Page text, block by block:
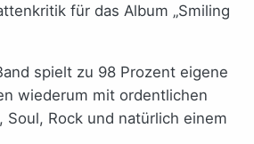
für das Album „Smiling
spielt zu 98 Prozent eigene
wiederum mit ordentlichen
Soul, Rock und natürlich einem